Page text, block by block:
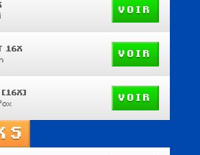
VOIR
16X
VOIR
[16X]
VOIR